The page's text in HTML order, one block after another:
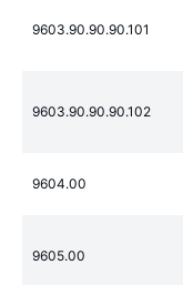
9603.90.90.90.101
9603.90.90.90.102
9604.00
9605.00